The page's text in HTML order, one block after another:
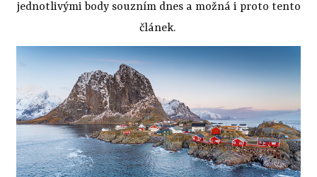
jednotlivými body souzním dnes a možná i proto tento
článek.